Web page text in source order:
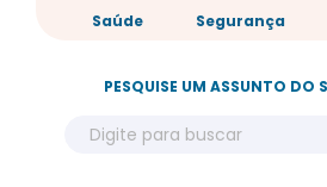
Saúde
Segurança
PESQUISE UM ASSUNTO DO